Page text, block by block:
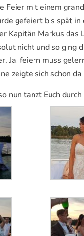
Feier mit einem
gefeiert bis spät
Kapitän Markus
nicht und so ging
Ja, feiern muss
zeigte sich schon
nun tanzt Euch durch